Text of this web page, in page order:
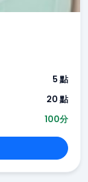
5 點
20 點
100分